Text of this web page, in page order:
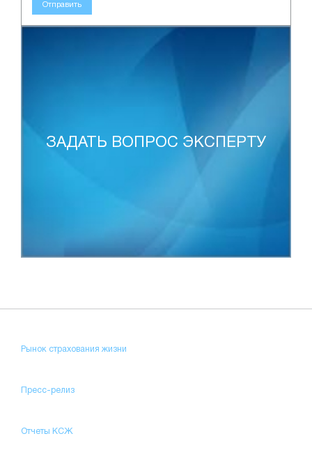
Отправить
ЗАДАТЬ ВОПРОС ЭКСПЕРТУ
Рынок страхования жизни
Пресс-релиз
Отчеты КСЖ